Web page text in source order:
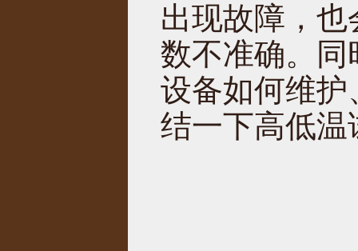
出现故障，
数不准确。
设备如何维
结一下高低